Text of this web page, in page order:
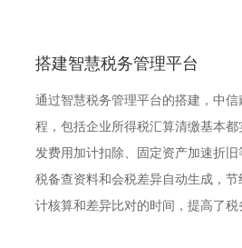
搭建智慧税务管理平台
通过智慧税务管理平台的搭建，中
程，包括企业所得税汇算清缴基本
发费用加计扣除、固定资产加速折
税备查资料和会税差异自动生成，
计核算和差异比对的时间，提高了税